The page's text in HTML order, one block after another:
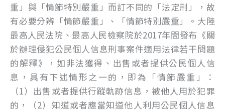
重」與「情節特別嚴重」而訂不同的「法定刑」，故
有必要分辨「情節嚴重」、「情節特別嚴重」。大陸
最高人民法院、最高人民檢察院於2017年間發布《關
於辦理侵犯公民個人信息刑事案件適用法律若干問題
的解釋》，如非法獲得、出售或者提供公民個人信
息，具有下述情形之一的，即為「情節嚴重」：
（1）出售或者提供行蹤軌跡信息，被他人用於犯罪
的，（2）知道或者應當知道他人利用公民個人信息